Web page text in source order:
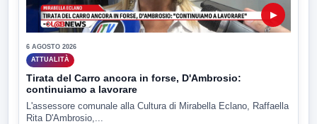
▶
6 AGOSTO 2026
ATTUALITÀ
Tirata del Carro ancora in forse, D'Ambrosio:
continuiamo a lavorare
L'assessore comunale alla Cultura di Mirabella Eclano, Raffaella
Rita D'Ambrosio,...